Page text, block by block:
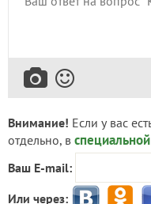
Внимание! Если у вас
отдельно, в
Ваш E-mail:
Или через: